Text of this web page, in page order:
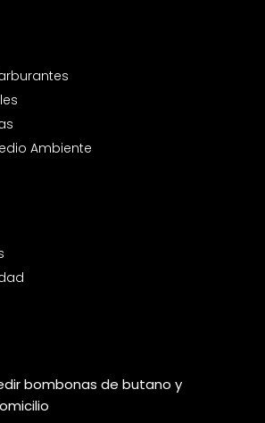
Ambiente
bombonas de butano y